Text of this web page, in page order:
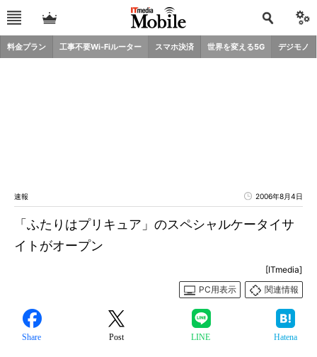
料金プラン 工事不要Wi-Fiルーター スマホ決済 世界を変える5G デジモノ
速報 2006年8月4日
「ふたりはプリキュア」のスペシャルケータイサ
イトがオープン
[ITmedia]
PC用表示
関連情報
Share Post LINE Hatena